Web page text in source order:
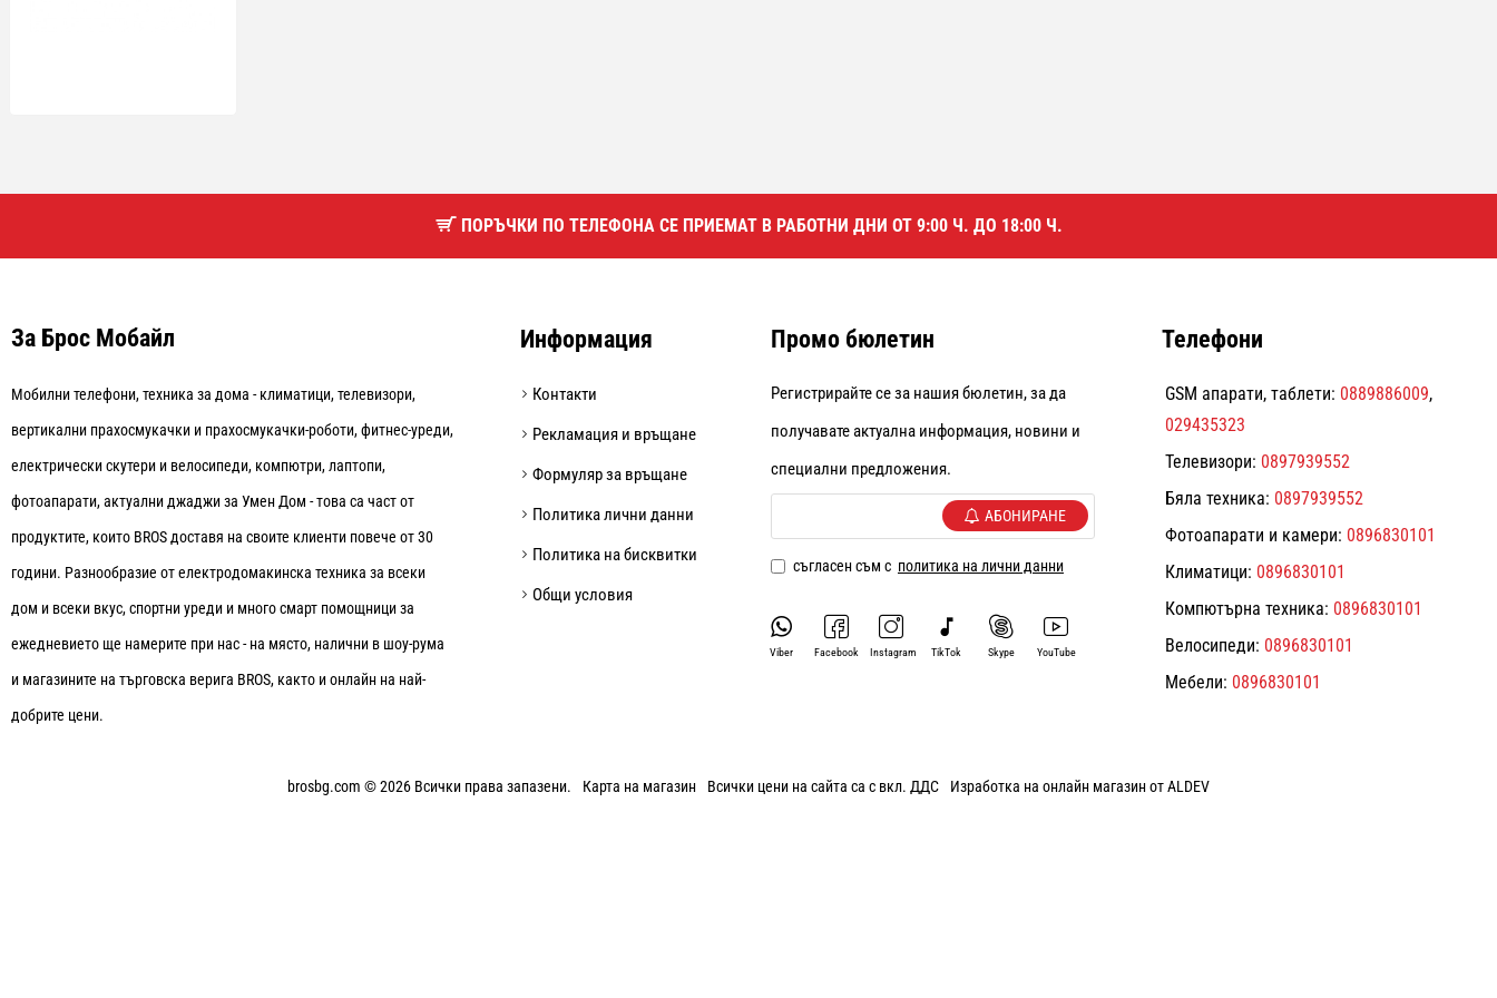
ПОРЪЧКИ ПО ТЕЛЕФОНА СЕ ПРИЕМАТ В РАБОТНИ ДНИ ОТ 9:00 Ч. ДО 18:00 Ч.
За Брос Мобайл
Мобилни телефони, техника за дома - климатици, телевизори,
вертикални прахосмукачки и прахосмукачки-роботи, фитнес-уреди,
електрически скутери и велосипеди, компютри, лаптопи,
фотоапарати, актуални джаджи за Умен Дом - това са част от
продуктите, които BROS доставя на своите клиенти повече от 30
години. Разнообразие от електродомакинска техника за всеки
дом и всеки вкус, спортни уреди и много смарт помощници за
ежедневието ще намерите при нас - на място, налични в шоу-рума
и магазините на търговска верига BROS, както и онлайн на най-
добрите цени.
Информация
Контакти
Рекламация и връщане
Формуляр за връщане
Политика лични данни
Политика на бисквитки
Общи условия
Промо бюлетин
Регистрирайте се за нашия бюлетин, за да
получавате актуална информация, новини и
специални предложения.
АБОНИРАНЕ
съгласен съм с политика на лични данни
Viber Facebook Instagram TikTok Skype YouTube
Телефони
GSM апарати, таблети: 0889886009,
029435323
Телевизори: 0897939552
Бяла техника: 0897939552
Фотоапарати и камери: 0896830101
Климатици: 0896830101
Компютърна техника: 0896830101
Велосипеди: 0896830101
Мебели: 0896830101
brosbg.com © 2026 Всички права запазени. Карта на магазин Всички цени на сайта са с вкл. ДДС Изработка на онлайн магазин от ALDEV